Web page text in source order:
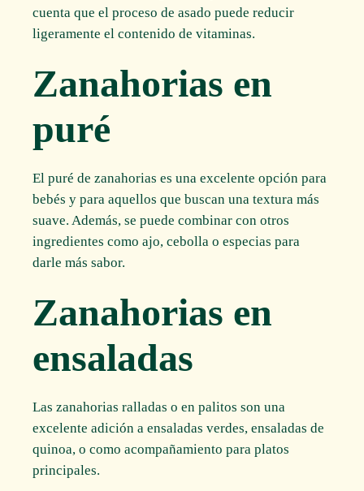
cuenta que el proceso de asado puede reducir
ligeramente el contenido de vitaminas.
Zanahorias en
puré
El puré de zanahorias es una excelente opción para
bebés y para aquellos que buscan una textura más
suave. Además, se puede combinar con otros
ingredientes como ajo, cebolla o especias para
darle más sabor.
Zanahorias en
ensaladas
Las zanahorias ralladas o en palitos son una
excelente adición a ensaladas verdes, ensaladas de
quinoa, o como acompañamiento para platos
principales.